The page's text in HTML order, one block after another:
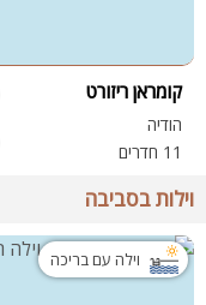
קומראן ריזורט
הודיה
11 חדרים
וילות בסביבה
וילה עם בריכה